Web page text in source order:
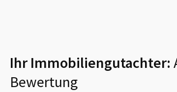
Ihr Immobiliengutachter:
Bewertung